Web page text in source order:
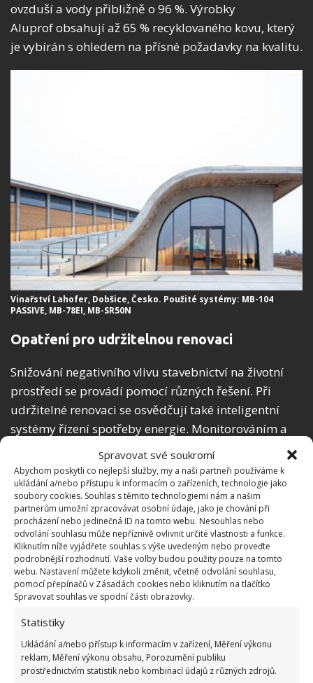
Spravovat své soukromí
Abychom poskytli co nejlepší služby, my a naši partneři používáme k
ukládání a/nebo přístupu k informacím o zařízeních, technologie jako
soubory cookies. Souhlas s těmito technologiemi nám a našim
partnerům umožní zpracovávat osobní údaje, jako je chování při
procházení nebo jedinečná ID na tomto webu. Nesouhlas nebo
odvolání souhlasu může nepříznivě ovlivnit určité vlastnosti a funkce.
Kliknutím níže vyjádřete souhlas s výše uvedeným nebo proveďte
podrobnější rozhodnutí. Vaše volby budou použity pouze na tomto
webu. Nastavení můžete kdykoli změnit, včetně odvolání souhlasu,
pomocí přepínačů v Zásadách cookies nebo kliknutím na tlačítko
Spravovat souhlas ve spodní části obrazovky.
Statistiky
Ukládání a/nebo přístup k informacím v zařízení, Měření výkonu
reklam, Měření výkonu obsahu, Porozumění publiku
prostřednictvím statistik nebo kombinací údajů z různých zdrojů.
ovzduší a vody přibližně o 96 %. Výrobky
Aluprof obsahují až 65 % recyklovaného kovu, který
je vybírán s ohledem na přísné požadavky na kvalitu.
Vinařství Lahofer, Dobšice, Česko. Použité systémy: MB-104
PASSIVE, MB-78EI, MB-SR50N
Opatření pro udržitelnou renovaci
Snižování negativního vlivu stavebnictví na životní
prostředí se provádí pomocí různých řešení. Při
udržitelné renovaci se osvědčují také inteligentní
systémy řízení spotřeby energie. Monitorováním a
systémy pomoci snížit emise CO2 a provozní náklady
a zvýšit energetickou účinnost. Díky automatizaci a
inteligentní analýze dat se budovy stávají
soběstačnějšími a šetrnějšími k životnímu prostředí.
Neméně důležité je používání komponent z
ekologických materiálů. Dobrou volbou jsou
hliníková okna a dveře ze systému
úvahu stojí také okna systému
tedy technologicky vyspělá řešení určená pro pasivní
a energeticky úspornou výstavbu.